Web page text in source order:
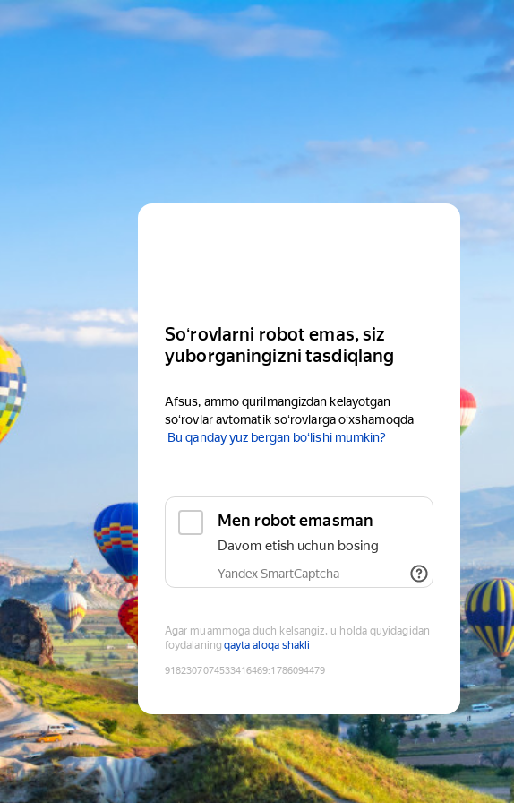
Soʻrovlarni robot emas, siz
yuborganingizni tasdiqlang
Afsus, ammo qurilmangizdan kelayotgan
soʻrovlar avtomatik soʻrovlarga oʻxshamoqda
Bu qanday yuz bergan boʻlishi mumkin?
Men robot emasman
Davom etish uchun bosing
Yandex SmartCaptcha
Agar muammoga duch kelsangiz, u holda quyidagidan
foydalaning qayta aloqa shakli
9182307074533416469:1786094479